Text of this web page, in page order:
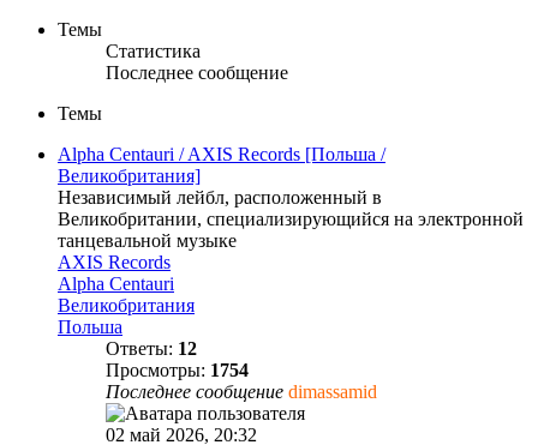
Темы
Статистика
Последнее сообщение
Темы
Alpha Centauri / AXIS Records [Польша /
Великобритания]
Независимый лейбл, расположенный в
Великобритании, специализирующийся на электронной
танцевальной музыке
AXIS Records
Alpha Centauri
Великобритания
Польша
Ответы: 12
Просмотры: 1754
Последнее сообщение dimassamid
02 май 2026, 20:32